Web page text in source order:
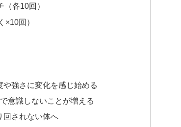
各10回）
回）
強さに変化を感じ始める
意識しないことが増える
回されない体へ